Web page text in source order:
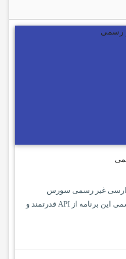
فارسی غیر رسمی سورس
اندروید استودیو برنامه تلگرام غیر رسمی این برنامه از API قدرتمند و